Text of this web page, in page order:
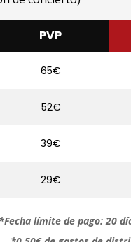
PVP
65€
52€
39€
29€
*Fecha límite de pago: 20